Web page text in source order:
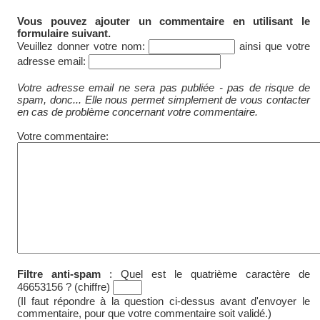
Vous pouvez ajouter un commentaire en utilisant le
formulaire suivant.
Veuillez donner votre nom:
ainsi que votre
adresse email:
Votre adresse email ne sera pas publiée - pas de risque de
spam, donc... Elle nous permet simplement de vous contacter
en cas de problème concernant votre commentaire.
Votre commentaire:
Filtre anti-spam :Quel est le quatrième caractère de
46653156 ? (chiffre)
(Il faut répondre à la question ci-dessus avant d'envoyer le
commentaire, pour que votre commentaire soit validé.)